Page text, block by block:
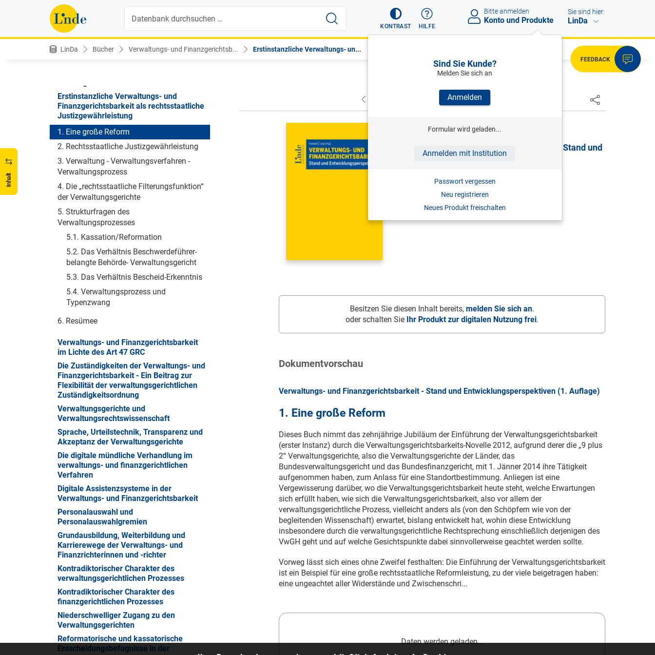
KONTRAST HILFE
Bitte anmelden
Konto und Produkte
Sind Sie Kunde?
Melden Sie sich an
Anmelden
Formular wird geladen...
Anmelden mit Institution
Passwort vergessen
Neu registrieren
Neues Produkt freischalten
Sie sind hier:
LinDa
LinDa Bücher Verwaltungs- und Finanzgerichtsb... Erstinstanzliche Verwaltungs- un...
FEEDBACK
Inhalt
Inhaltsverzeichnis
Erstinstanzliche Verwaltungs- und
Finanzgerichtsbarkeit als rechtsstaatliche
Justizgewährleistung
1. Eine große Reform
2. Rechtsstaatliche Justizgewährleistung
3. Verwaltung - Verwaltungsverfahren -
Verwaltungsprozess
4. Die „rechtsstaatliche Filterungsfunktion“
der Verwaltungsgerichte
5. Strukturfragen des
Verwaltungsprozesses
5.1. Kassation/Reformation
5.2. Das Verhältnis Beschwerdeführer-
belangte Behörde- Verwaltungsgericht
5.3. Das Verhältnis Bescheid-Erkenntnis
5.4. Verwaltungsprozess und
Typenzwang
6. Resümee
Verwaltungs- und Finanzgerichtsbarkeit
im Lichte des Art 47 GRC
Die Zuständigkeiten der Verwaltungs- und
Finanzgerichtsbarkeit - Ein Beitrag zur
Flexibilität der verwaltungsgerichtlichen
Zuständigkeitsordnung
Verwaltungsgerichte und
Verwaltungsrechtswissenschaft
Sprache, Urteilstechnik, Transparenz und
Akzeptanz der Verwaltungsgerichte
Die digitale mündliche Verhandlung im
verwaltungs- und finanzgerichtlichen
Verfahren
Digitale Assistenzsysteme in der
Verwaltungs- und Finanzgerichtsbarkeit
Personalauswahl und
Personalauswahlgremien
Grundausbildung, Weiterbildung und
Karrierewege der Verwaltungs- und
Finanzrichterinnen und -richter
Kontradiktorischer Charakter des
verwaltungsgerichtlichen Prozesses
Kontradiktorischer Charakter des
finanzgerichtlichen Prozesses
Niederschwelliger Zugang zu den
Verwaltungsgerichten
Reformatorische und kassatorische
Entscheidungsbefugnisse in der
NÄCHSTER
HOLOUBEK/LANG (HRSG)
Verwaltungs- und Finanzgerichtsbarkeit - Stand und
Entwicklungsperspektiven
1. Aufl. 2025
978-3-7073-5243-6
Besitzen Sie diesen Inhalt bereits, melden Sie sich an.
oder schalten Sie Ihr Produkt zur digitalen Nutzung frei.
Dokumentvorschau
Verwaltungs- und Finanzgerichtsbarkeit - Stand und Entwicklungsperspektiven (1. Auflage)
1. Eine große Reform
Dieses Buch nimmt das zehnjährige Jubiläum der Einführung der Verwaltungsgerichtsbarkeit
(erster Instanz) durch die Verwaltungsgerichtsbarkeits-Novelle 2012, aufgrund derer die „9 plus
2“ Verwaltungsgerichte, also die Verwaltungsgerichte der Länder, das
Bundesverwaltungsgericht und das Bundesfinanzgericht, mit 1. Jänner 2014 ihre Tätigkeit
aufgenommen haben, zum Anlass für eine Standortbestimmung. Anliegen ist eine
Vergewisserung darüber, wo die Verwaltungsgerichtsbarkeit heute steht, welche Erwartungen
sich erfüllt haben, wie sich die Verwaltungsgerichtsbarkeit, also vor allem der
verwaltungsgerichtliche Prozess, vielleicht anders als (von den Schöpfern wie von der
begleitenden Wissenschaft) erwartet, bislang entwickelt hat, wohin diese Entwicklung
insbesondere durch die verwaltungsgerichtliche Rechtsprechung einschließlich derjenigen des
VwGH geht und auf welche Gesichtspunkte dabei sinnvollerweise geachtet werden sollte.
Vorweg lässt sich eines ohne Zweifel festhalten: Die Einführung der Verwaltungsgerichtsbarkeit
ist ein Beispiel für eine große rechtsstaatliche Reformleistung, zu der viele beigetragen haben:
eine ungeachtet aller Widerstände und Zwischenschri...
Daten werden geladen...